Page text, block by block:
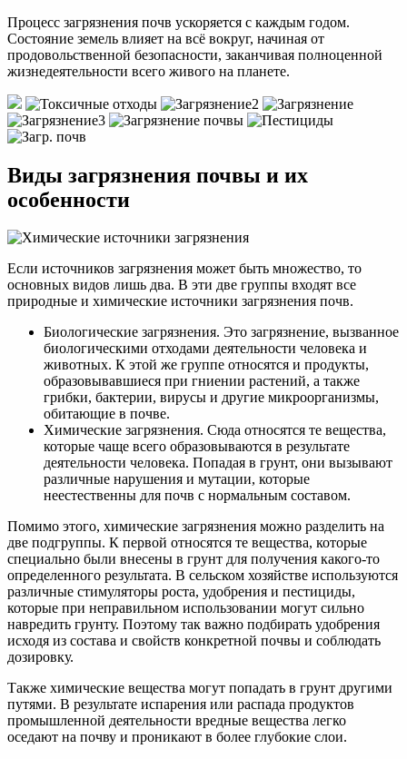
Процесс загрязнения почв ускоряется с каждым годом.
Состояние земель влияет на всё вокруг, начиная от
продовольственной безопасности, заканчивая полноценной
жизнедеятельности всего живого на планете.
Виды загрязнения почвы и их
особенности
Если источников загрязнения может быть множество, то
основных видов лишь два. В эти две группы входят все
природные и химические источники загрязнения почв.
Биологические загрязнения. Это загрязнение, вызванное
биологическими отходами деятельности человека и
животных. К этой же группе относятся и продукты,
образовывавшиеся при гниении растений, а также
грибки, бактерии, вирусы и другие микроорганизмы,
обитающие в почве.
Химические загрязнения. Сюда относятся те вещества,
которые чаще всего образовываются в результате
деятельности человека. Попадая в грунт, они вызывают
различные нарушения и мутации, которые
неестественны для почв с нормальным составом.
Помимо этого, химические загрязнения можно разделить на
две подгруппы. К первой относятся те вещества, которые
специально были внесены в грунт для получения какого-то
определенного результата. В сельском хозяйстве используются
различные стимуляторы роста, удобрения и пестициды,
которые при неправильном использовании могут сильно
навредить грунту. Поэтому так важно подбирать удобрения
исходя из состава и свойств конкретной почвы и соблюдать
дозировку.
Также химические вещества могут попадать в грунт другими
путями. В результате испарения или распада продуктов
промышленной деятельности вредные вещества легко
оседают на почву и проникают в более глубокие слои.